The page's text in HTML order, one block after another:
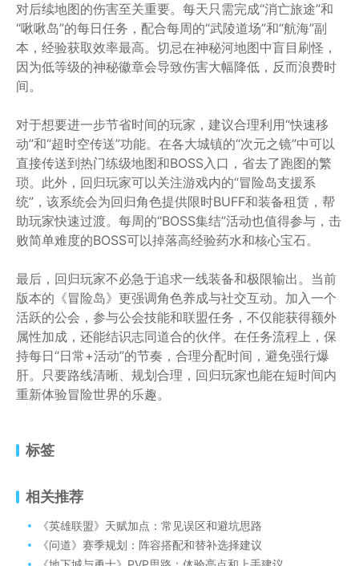
对后续地图的伤害至关重要。每天只需完成“消亡旅途”和
“啾啾岛”的每日任务，配合每周的“武陵道场”和“航海”副
本，经验获取效率最高。切忌在神秘河地图中盲目刷怪，
因为低等级的神秘徽章会导致伤害大幅降低，反而浪费时
间。
对于想要进一步节省时间的玩家，建议合理利用“快速移
动”和“超时空传送”功能。在各大城镇的“次元之镜”中可以
直接传送到热门练级地图和BOSS入口，省去了跑图的繁
琐。此外，回归玩家可以关注游戏内的“冒险岛支援系
统”，该系统会为回归角色提供限时BUFF和装备租赁，帮
助玩家快速过渡。每周的“BOSS集结”活动也值得参与，击
败简单难度的BOSS可以掉落高经验药水和核心宝石。
最后，回归玩家不必急于追求一线装备和极限输出。当前
版本的《冒险岛》更强调角色养成与社交互动。加入一个
活跃的公会，参与公会技能和联盟任务，不仅能获得额外
属性加成，还能结识志同道合的伙伴。在任务流程上，保
持每日“日常+活动”的节奏，合理分配时间，避免强行爆
肝。只要路线清晰、规划合理，回归玩家也能在短时间内
重新体验冒险世界的乐趣。
标签
相关推荐
《英雄联盟》天赋加点：常见误区和避坑思路
《问道》赛季规划：阵容搭配和替补选择建议